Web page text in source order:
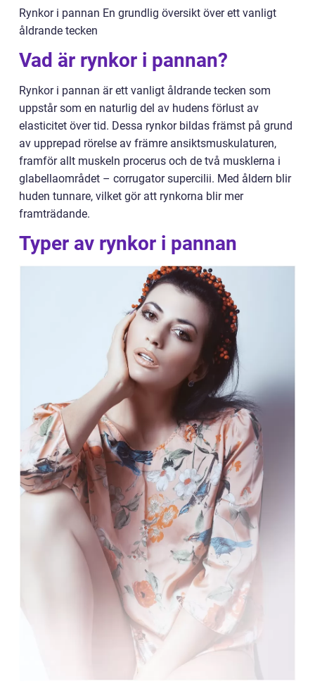
Rynkor i pannan En grundlig översikt över ett vanligt
åldrande tecken
Vad är rynkor i pannan?
Rynkor i pannan är ett vanligt åldrande tecken som
uppstår som en naturlig del av hudens förlust av
elasticitet över tid. Dessa rynkor bildas främst på grund
av upprepad rörelse av främre ansiktsmuskulaturen,
framför allt muskeln procerus och de två musklerna i
glabellaområdet – corrugator supercilii. Med åldern blir
huden tunnare, vilket gör att rynkorna blir mer
framträdande.
Typer av rynkor i pannan